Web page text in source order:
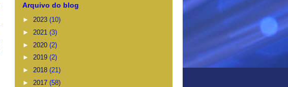
Arquivo do blog
► 2023 (10)
► 2021 (3)
► 2020 (2)
► 2019 (2)
► 2018 (21)
► 2017 (58)